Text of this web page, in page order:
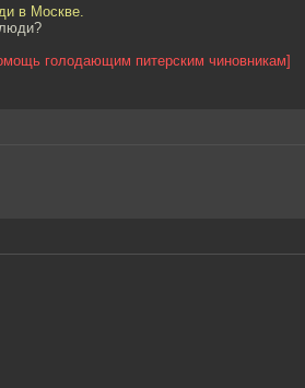
в Москве.
голодающим питерским чиновникам]